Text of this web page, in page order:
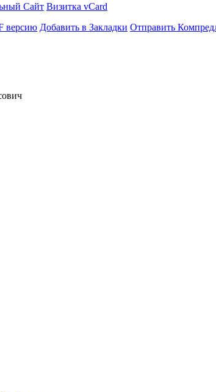
Сайт Визитка vCard
версию Добавить в Закладки Отправить